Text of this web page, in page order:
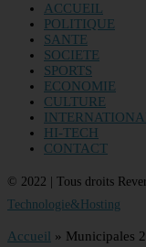
ACCUEIL
POLITIQUE
SANTE
SOCIETE
SPORTS
ECONOMIE
CULTURE
HI-TECH
CONTACT
© 2022 | Tous droits
Technologie&Hosting
Accueil » Municipales